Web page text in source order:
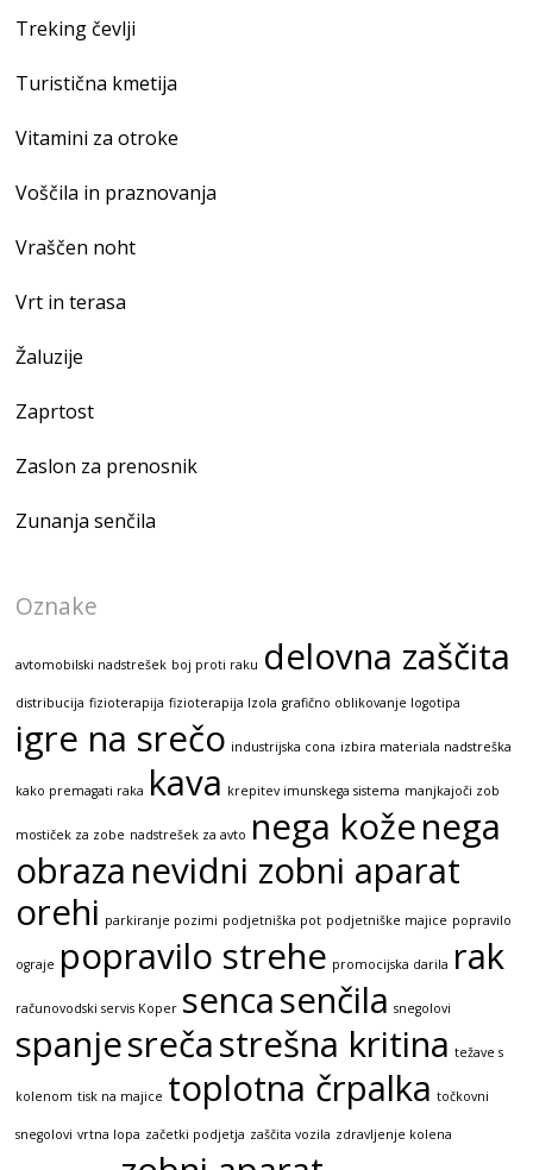
Treking čevlji
Turistična kmetija
Vitamini za otroke
Voščila in praznovanja
Vraščen noht
Vrt in terasa
Žaluzije
Zaprtost
Zaslon za prenosnik
Zunanja senčila
Oznake
avtomobilski nadstrešek boj proti raku delovna zaščita
distribucija fizioterapija fizioterapija Izola grafično oblikovanje logotipa
igre na srečo industrijska cona izbira materiala nadstreška
kako premagati raka kava krepitev imunskega sistema manjkajoči zob
mostiček za zobe nadstrešek za avto nega koženega
obraza nevidni zobni aparat
orehi parkiranje pozimi podjetniška pot podjetniške majice popravilo
ograje popravilo strehe promocijska darila rak
računovodski servis Koper sencasenčila snegolovi
spanjesrečastrešna kritina težave s
kolenom tisk na majice toplotna črpalka točkovni
snegolovi vrtna lopa začetki podjetja zaščita vozila zdravljenje kolena